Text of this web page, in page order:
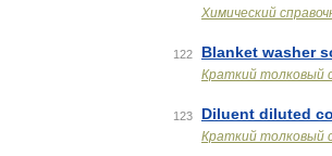
Химический
122 Blanket washer
Краткий толковый
123 Diluent diluted
Краткий толковый